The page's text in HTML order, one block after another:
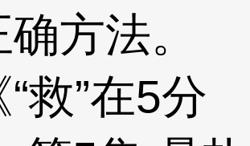
方法。
“救”在5分